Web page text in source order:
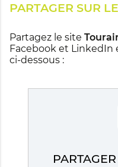
PARTAGER SUR
Partagez le site
Facebook et LinkedIn
ci-dessous :